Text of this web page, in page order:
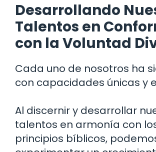
Desarrollando
Talentos en
con la Voluntad
Cada uno de nosotros ha
con capacidades únicas y
Al discernir y desarrollar
talentos en armonía con
principios bíblicos,